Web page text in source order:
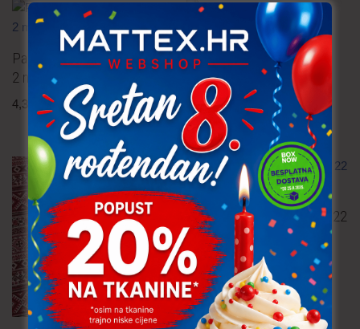
Pamučna tkanina – točkice
2 mm
4,30 uključ. PDV po metru
Pamučna tkanina – ginko
4,30€ uključ. PDV po metru
Pamučna tkanina – pruge 22
mm
4,30 € uključ. PDV po metru